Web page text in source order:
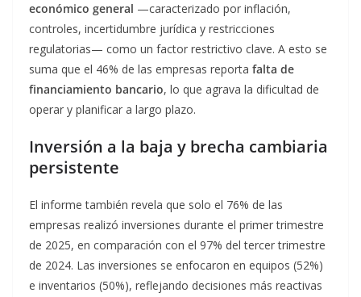
económico general —caracterizado por inflación,
controles, incertidumbre jurídica y restricciones
regulatorias— como un factor restrictivo clave. A esto se
suma que el 46% de las empresas reporta falta de
financiamiento bancario, lo que agrava la dificultad de
operar y planificar a largo plazo.
Inversión a la baja y brecha cambiaria
persistente
El informe también revela que solo el 76% de las
empresas realizó inversiones durante el primer trimestre
de 2025, en comparación con el 97% del tercer trimestre
de 2024. Las inversiones se enfocaron en equipos (52%)
e inventarios (50%), reflejando decisiones más reactivas